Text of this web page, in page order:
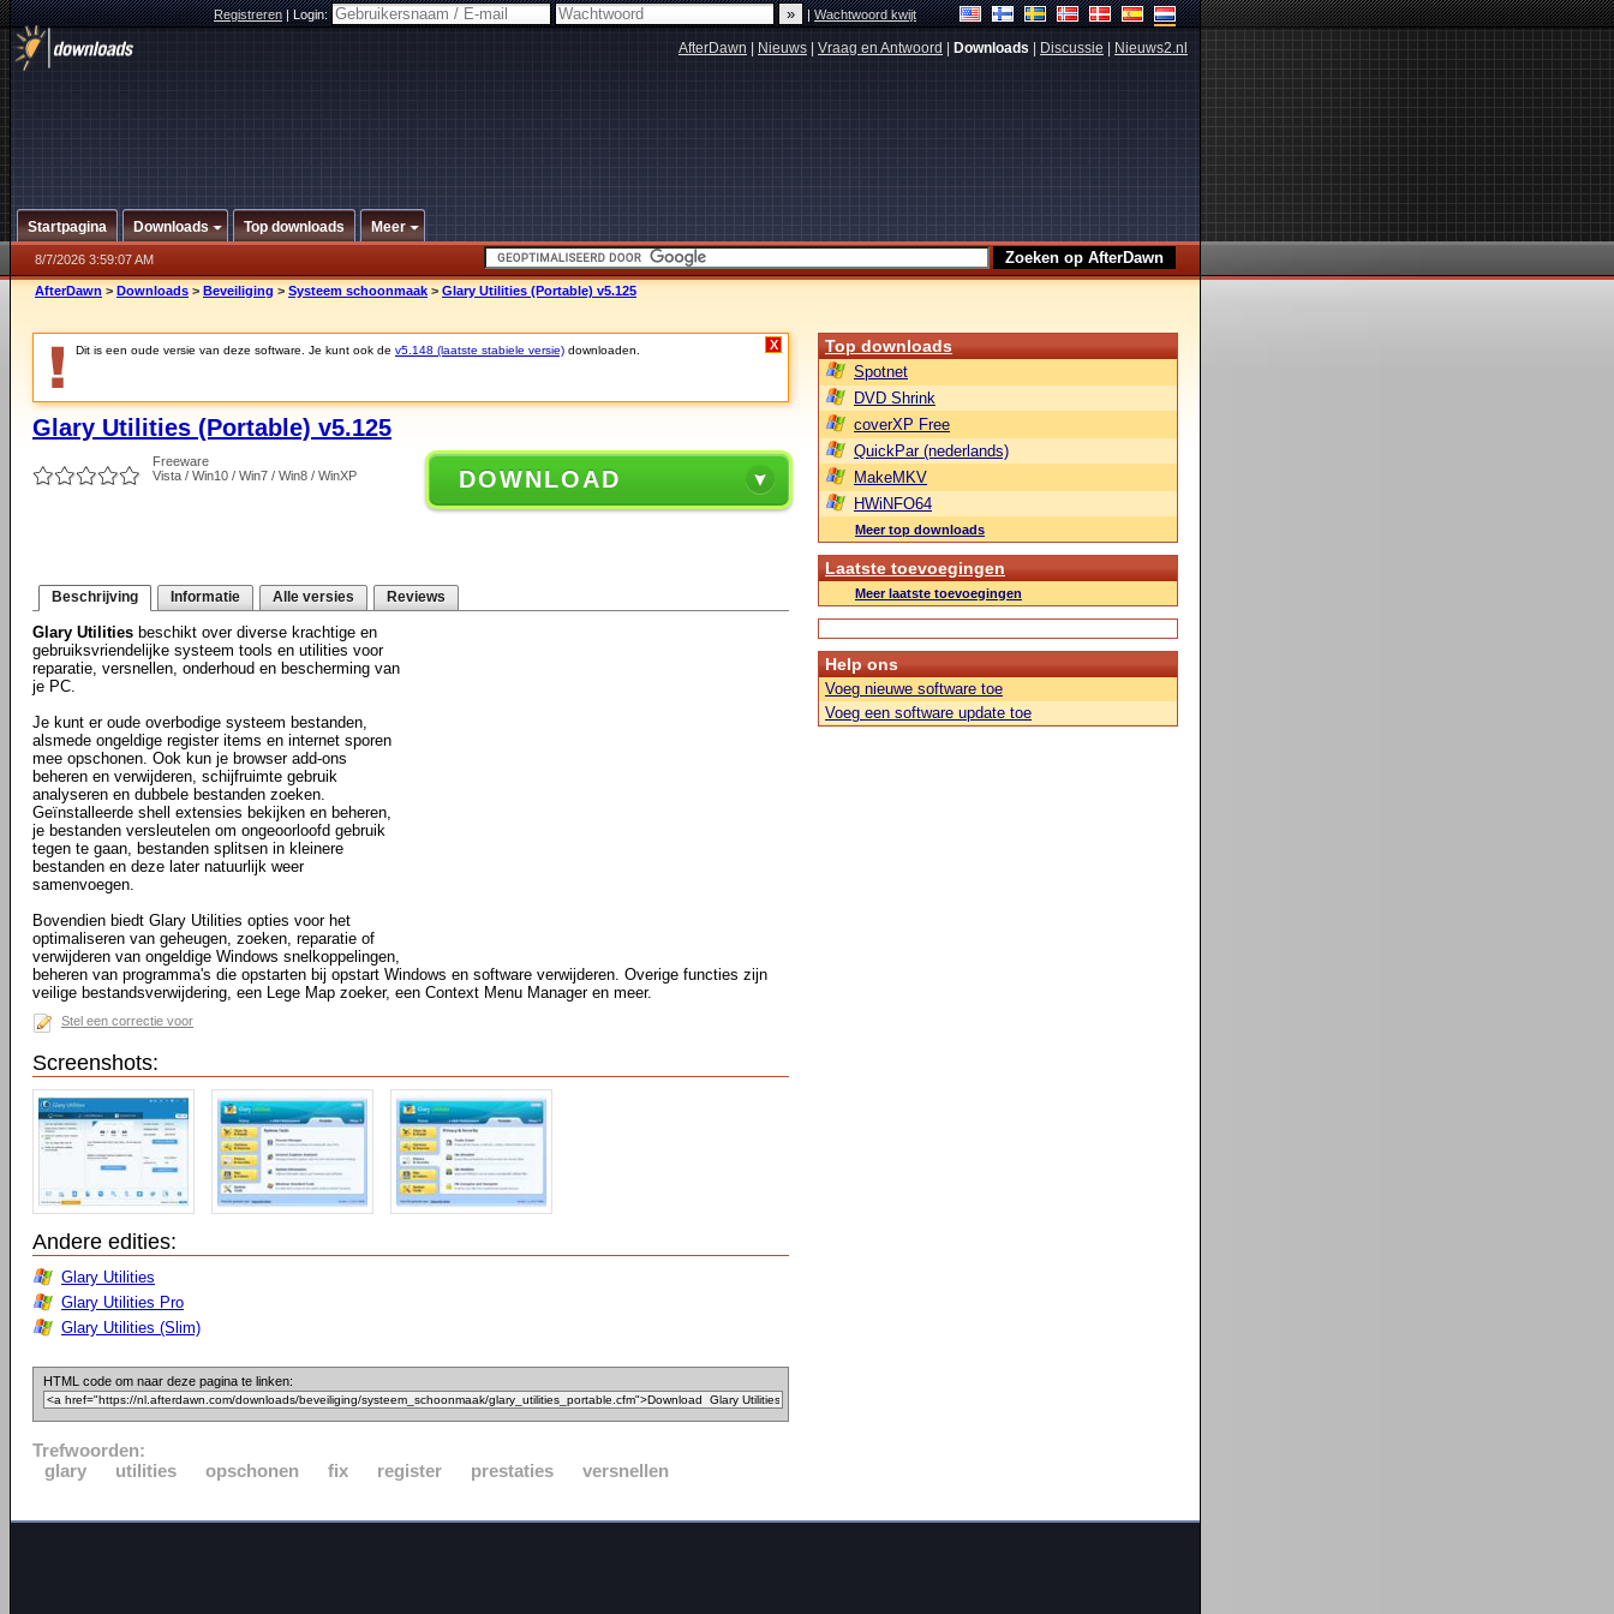
Registreren|Login: |Wachtwoord kwijt
AfterDawn Nieuws Vraag en Antwoord Downloads Discussie Nieuws2.nl
Startpagina Downloads Top downloads Meer
8/7/2026 3:59:07 AM
AfterDawn > Downloads > Beveiliging > Systeem schoonmaak > Glary Utilities (Portable) v5.125
Dit is een oude versie van deze software. Je kunt ook de v5.148 (laatste stabiele versie) downloaden. X
Glary Utilities (Portable) v5.125
Freeware
Vista / Win10 / Win7 / Win8 / WinXP
DOWNLOAD
Beschrijving Informatie Alle versies Reviews
Glary Utilities beschikt over diverse krachtige en
gebruiksvriendelijke systeem tools en utilities voor
reparatie, versnellen, onderhoud en bescherming van
je PC.
Je kunt er oude overbodige systeem bestanden,
alsmede ongeldige register items en internet sporen
mee opschonen. Ook kun je browser add-ons
beheren en verwijderen, schijfruimte gebruik
analyseren en dubbele bestanden zoeken.
Geïnstalleerde shell extensies bekijken en beheren,
je bestanden versleutelen om ongeoorloofd gebruik
tegen te gaan, bestanden splitsen in kleinere
bestanden en deze later natuurlijk weer
samenvoegen.
Bovendien biedt Glary Utilities opties voor het
optimaliseren van geheugen, zoeken, reparatie of
verwijderen van ongeldige Windows snelkoppelingen,
beheren van programma's die opstarten bij opstart Windows en software verwijderen. Overige functies zijn
veilige bestandsverwijdering, een Lege Map zoeker, een Context Menu Manager en meer.
Stel een correctie voor
Screenshots:
Andere edities:
Glary Utilities
Glary Utilities Pro
Glary Utilities (Slim)
HTML code om naar deze pagina te linken:
Trefwoorden:
glary
utilities opschonen fix register prestaties versnellen
Top downloads
Spotnet
DVD Shrink
coverXP Free
QuickPar (nederlands)
MakeMKV
HWiNFO64
Meer top downloads
Laatste toevoegingen
Meer laatste toevoegingen
Help ons
Voeg nieuwe software toe
Voeg een software update toe